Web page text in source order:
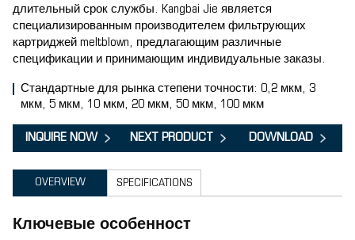
длительный срок службы. Kangbai Jie является
специализированным производителем фильтрующих
картриджей meltblown, предлагающим различные
спецификации и принимающим индивидуальные заказы.
Стандартные для рынка степени точности: 0,2 мкм, 3
мкм, 5 мкм, 10 мкм, 20 мкм, 50 мкм, 100 мкм
INQUIRE NOW NEXT PRODUCT DOWNLOAD
OVERVIEW SPECIFICATIONS
Ключевые особенност